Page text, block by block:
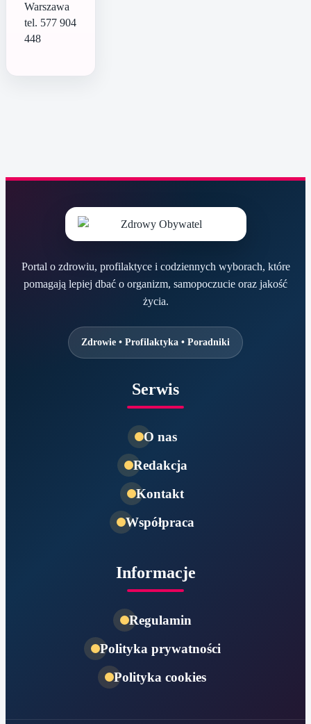
Warszawa
tel. 577 904
448
Portal o zdrowiu, profilaktyce i codziennych wyborach, które
pomagają lepiej dbać o organizm, samopoczucie oraz jakość
życia.
Zdrowie • Profilaktyka • Poradniki
Serwis
O nas
Redakcja
Kontakt
Współpraca
Informacje
Regulamin
Polityka prywatności
Polityka cookies